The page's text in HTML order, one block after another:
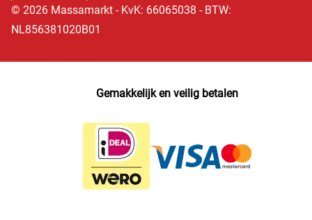
© 2026 Massamarkt - KvK: 66065038 - BTW:
NL856381020B01
Gemakkelijk en veilig betalen